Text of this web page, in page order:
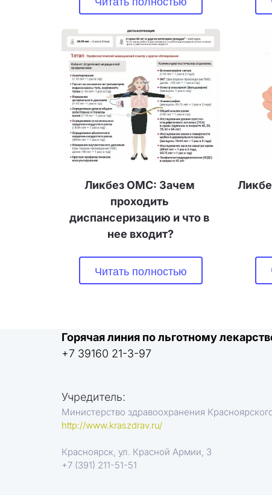
Ликбез ОМС: Зачем
проходить
диспансеризацию и что в
нее входит?
Читать полностью
Горячая линия по льготному
+7 39160 21-3-97
Учредитель:
Министерство здравоохранения
http://www.kraszdrav.ru/
Красноярск, ул. Красной Армии, 3
+7 (391) 211-51-51